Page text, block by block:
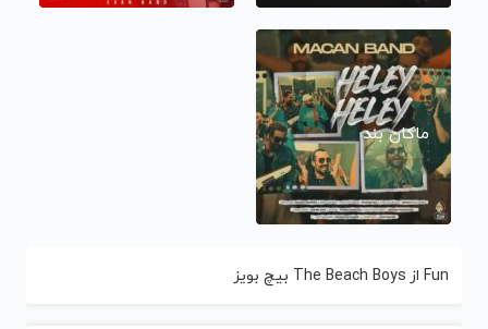
ماکان بند
Fun از The Beach Boys بیچ بویز